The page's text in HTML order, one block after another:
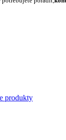
produkty